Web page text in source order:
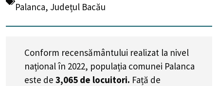
Palanca, Județul Bacău
Conform recensământului realizat la nivel
național în 2022, populația comunei Palanca
este de 3,065 de locuitori. Față de